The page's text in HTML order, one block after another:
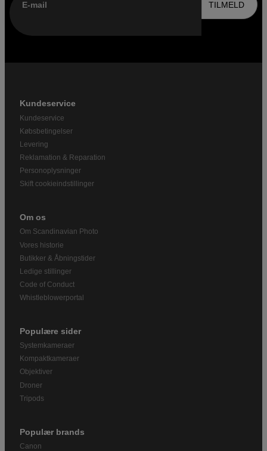
E-mail TILMELD
Kundeservice
Kundeservice
Købsbetingelser
Levering
Reklamation & Reparation
Personoplysninger
Skift cookieindstillinger
Om os
Om Scandinavian Photo
Vores historie
Butikker & Åbningstider
Ledige stillinger
Code of Conduct
Whistleblowerportal
Populære sider
Systemkameraer
Kompaktkameraer
Objektiver
Droner
Tripods
Populær brands
Canon